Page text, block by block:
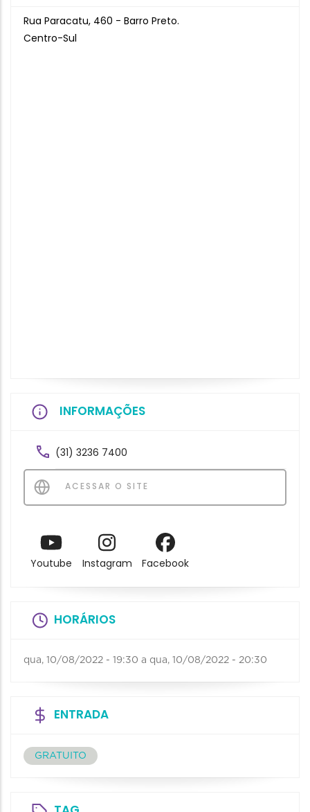
Rua Paracatu, 460 - Barro Preto.
Centro-Sul
INFORMAÇÕES
(31) 3236 7400
ACESSAR O SITE
Youtube Instagram Facebook
HORÁRIOS
qua, 10/08/2022 - 19:30 a qua, 10/08/2022 - 20:30
ENTRADA
GRATUITO